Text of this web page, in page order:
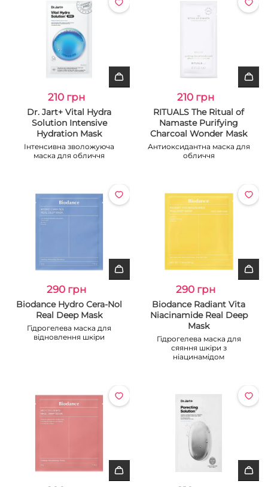
210 грн
Dr. Jart+ Vital Hydra
Solution Intensive
Hydration Mask
Інтенсивна зволожуюча
маска для обличчя
210 грн
RITUALS The Ritual of
Namaste Purifying
Charcoal Wonder Mask
Антиоксидантна маска для
обличчя
290 грн
Biodance Hydro Cera-Nol
Real Deep Mask
Гідрогелева маска для
відновлення шкіри
290 грн
Biodance Radiant Vita
Niacinamide Real Deep
Mask
Гідрогелева маска для
сяяння шкіри з
ніацинамідом